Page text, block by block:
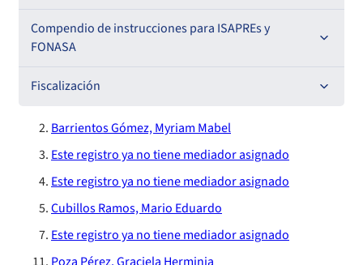
Decretos
Circulares
Para Prestadores Institucionales
Oficios Circulares
Resoluciones
Oficios Circulares
Circulares
Resoluciones
Para otros destinatarios
Antecedentes preparatorios de normas que afecten a
EMT Ley N° 20.416
Comisión Evaluadora de Licitaciones Públicas
Convenios de colaboración
Declaración de patrimonio e intereses de autoridades
Decreta reserva o secreto según Ley N° 20.285
Estructura Orgánica
Compendio de instrucciones para ISAPREs y
FONASA
Compendio Beneficios
Compendio de Archivos Maestros
Compendio Información
Compendio Instrumentos Contractuales
Compendio Procedimientos
Fiscalización
Informes de fiscalización
Sanciones aplicadas
Sanciones a Entidades Acreditadoras
Sanciones Agentes de Ventas
Barrientos Gómez, Myriam Mabel
Este registro ya no tiene mediador asignado
Este registro ya no tiene mediador asignado
Cubillos Ramos, Mario Eduardo
Este registro ya no tiene mediador asignado